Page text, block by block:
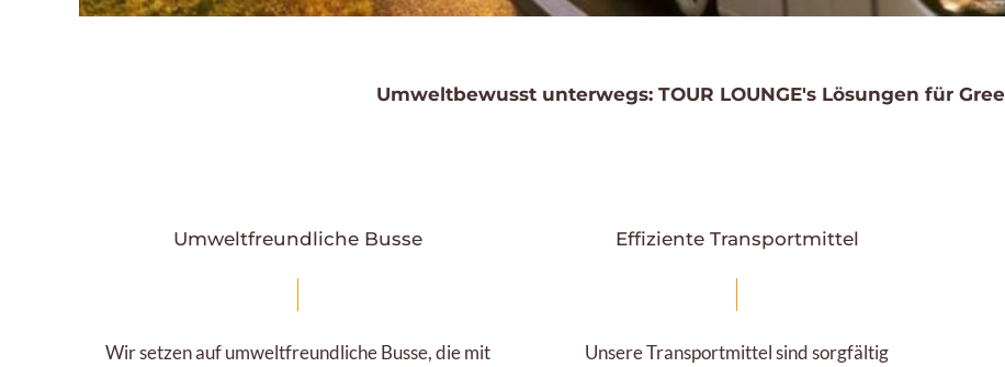
Umweltbewusst unterwegs: TOUR LOUNGE's Lösungen für
Umweltfreundliche Busse
Wir setzen auf umweltfreundliche Busse, die mit
Effiziente Transportmittel
Unsere Transportmittel sind sorgfältig